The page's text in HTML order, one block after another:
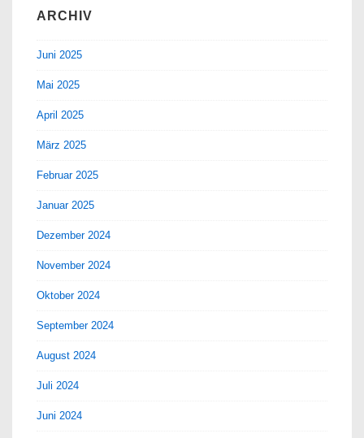
ARCHIV
Juni 2025
Mai 2025
April 2025
März 2025
Februar 2025
Januar 2025
Dezember 2024
November 2024
Oktober 2024
September 2024
August 2024
Juli 2024
Juni 2024